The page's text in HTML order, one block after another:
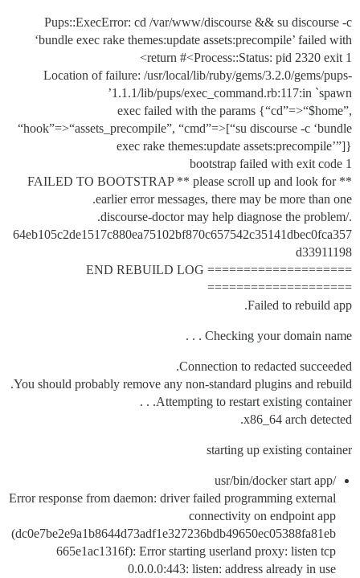
Pups::ExecError: cd /var/www/discourse && su discourse -c
‘bundle exec rake themes:update assets:precompile’ failed with
return #<Process::Status: pid 2320 exit 1>
Location of failure: /usr/local/lib/ruby/gems/3.2.0/gems/pups-
1.1.1/lib/pups/exec_command.rb:117:in `spawn’
exec failed with the params {“cd”=>“$home”,
“hook”=>“assets_precompile”, “cmd”=>[“su discourse -c ‘bundle
exec rake themes:update assets:precompile’”]}
bootstrap failed with exit code 1
** FAILED TO BOOTSTRAP ** please scroll up and look for
earlier error messages, there may be more than one.
./discourse-doctor may help diagnose the problem.
64eb105c2de1517c880ea75102bf870c657542c35141dbec0fca357
d33911198
==================== END REBUILD LOG
====================
Failed to rebuild app.
Checking your domain name . . .
Connection to redacted succeeded.
You should probably remove any non-standard plugins and rebuild.
Attempting to restart existing container. . .
x86_64 arch detected.
starting up existing container
/usr/bin/docker start app
Error response from daemon: driver failed programming external
connectivity on endpoint app
(dc0e7be2e9a1b8644d73adf1e327236bdb49650ec05388fa81eb
665e1ac1316f): Error starting userland proxy: listen tcp
0.0.0.0:443: listen: address already in use